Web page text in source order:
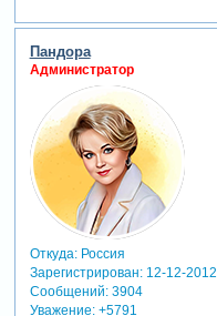
Пандора
Администратор
Откуда:Россия
Зарегистрирован: 12-12-2012
Сообщений:3904
Уважение: +5791